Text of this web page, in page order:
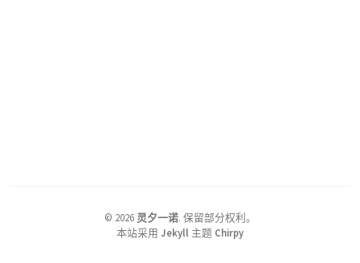
© 2026 灵夕一诺. 保留部分权利。
本站采用 Jekyll 主题 Chirpy